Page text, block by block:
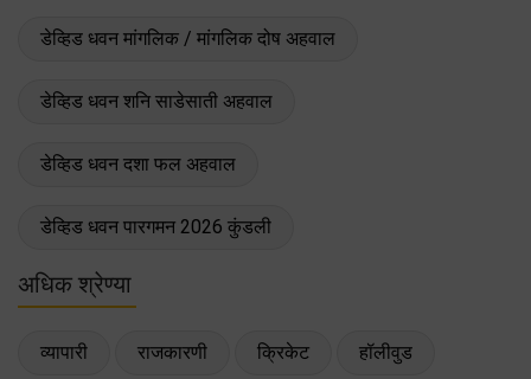
डेव्हिड धवन मांगलिक / मांगलिक दोष अहवाल
डेव्हिड धवन शनि साडेसाती अहवाल
डेव्हिड धवन दशा फल अहवाल
डेव्हिड धवन पारगमन 2026 कुंडली
अधिक श्रेण्या
व्यापारी राजकारणी क्रिकेट हॉलीवुड